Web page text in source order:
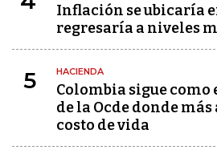
Inflación se ubicaría
regresaría a niveles
5 HACIENDA
Colombia sigue como
de la Ocde donde
costo de vida